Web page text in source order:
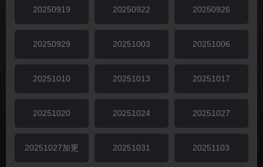
20250919 20250922 20250926
20250929 20251003 20251006
20251010 20251013 20251017
20251020 20251024 20251027
20251027加更 20251031 20251103